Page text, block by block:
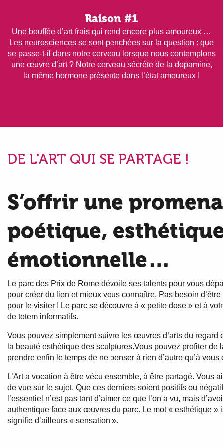
Raison #1
Une bouffée d’art frais qui rend encore plus amoureux …
Les neurosciences se sont penchées sur la question : que
se passe-t-il dans notre cerveau lorsque nous contemplons
une œuvre d’art ? Notre cerveau sécrète de la dopamine,
la même hormone présente dans l’état amoureux !
DE L'ART QUI SE PARTAGE !
S’offrir une
poétique,
émotionnelle…
Le parc des Prix de Rome dévoile ses talents pour vous
pour créer du lien et mieux vous connaître. Pas besoin
pour le visiter ! Le parc se découvre à « petite dose » et à
de totem informatifs.
Vous pouvez simplement suivre les œuvres d’arts du regard
la beauté esthétique des sculptures.Vous pouvez profiter de
prendre enfin le temps de ne penser à rien d’autre qu’à vous
L’Art a vocation à être vécu ensemble, à être partagé. Vous
de vue sur le sujet. Que ces derniers soient positifs ou
l’essentiel n’est pas tant d’aimer ce que l’on a vu, mais
authentique face aux œuvres du parc. Le mot « esthétique »
signifie d’ailleurs « sensation ».